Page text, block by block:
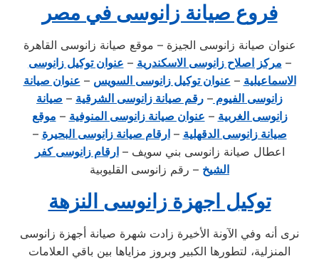
فروع صيانة زانوسى في مصر
عنوان صيانة زانوسى الجيزة – موقع صيانة زانوسى القاهرة
– مركز اصلاح زانوسى الاسكندرية – عنوان توكيل زانوسى
الاسماعيلية – عنوان توكيل زانوسى السويس – عنوان صيانة
زانوسى الفيوم – رقم صيانة زانوسى الشرقية – صيانة
زانوسى الغربية – عنوان صيانة زانوسى المنوفية – موقع
صيانة زانوسى الدقهلية –ارقام صيانة زانوسى البحيرة –
اعطال صيانة زانوسى بني سويف –ارقام زانوسى كفر
الشيخ – رقم زانوسى القليوبية
توكيل اجهزة زانوسى النزهة
نرى أنه وفي الآونة الأخيرة زادت شهرة صيانة أجهزة زانوسى
المنزلية، لتطورها الكبير وبروز مزاياها بين باقي العلامات